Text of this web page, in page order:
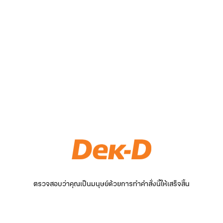
ตรวจสอบว่าคุณเป็นมนุษย์ด้วยการทำคำสั่งนี้ให้เสร็จสิ้น